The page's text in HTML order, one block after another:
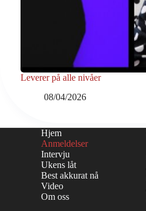
Leverer på alle nivåer
08/04/2026
Hjem
Anmeldelser
Intervju
Ukens låt
Best akkurat nå
Video
Om oss